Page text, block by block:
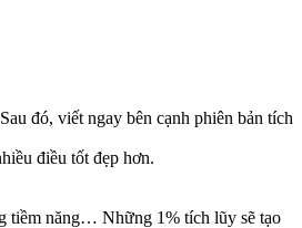
đó, viết ngay bên cạnh phiên bản tích
điều tốt đẹp hơn.
tiềm năng… Những 1% tích lũy sẽ tạo